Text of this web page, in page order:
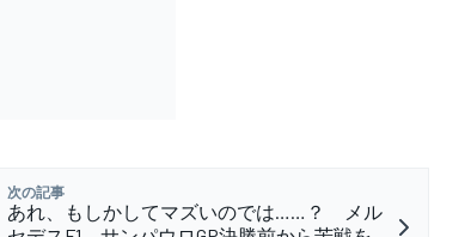
次の記事
あれ、もしかしてマズいのでは……？ メル